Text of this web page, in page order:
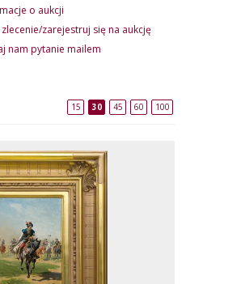
o aukcji
zlecenie/zarejestruj się na aukcję
nam pytanie mailem
15 30 45 60 100